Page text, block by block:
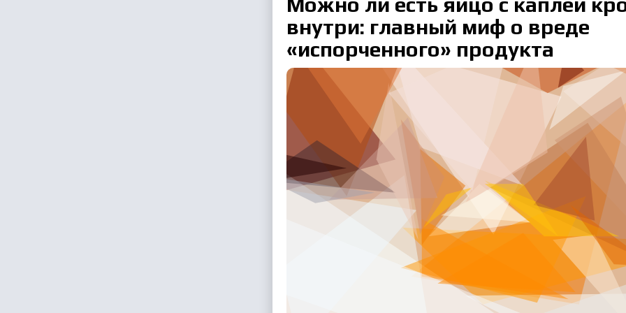
внутри: главный миф о вреде
«испорченного» продукта